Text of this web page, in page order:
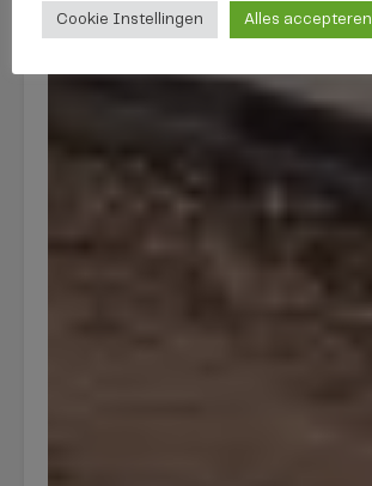
Cookie Instellingen Alles accepteren